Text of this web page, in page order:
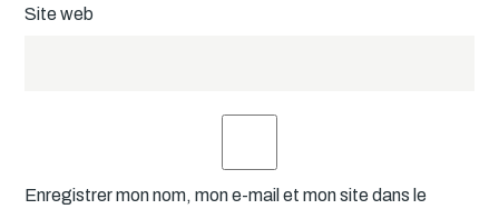
Site web
Enregistrer mon nom, mon e-mail et mon site dans le